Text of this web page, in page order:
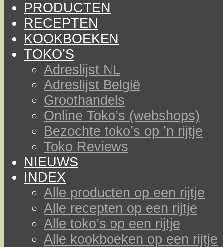
PRODUCTEN
RECEPTEN
KOOKBOEKEN
TOKO’S
Adreslijst NL
Adreslijst België
Groothandels
Online Toko’s (webshops)
Bezochte toko’s op ’n rijtje
Toko Reviews
NIEUWS
INDEX
Alle producten op een rijtje
Alle recepten op een rijtje
Alle toko’s op een rijtje
Alle kookboeken op een rijtje